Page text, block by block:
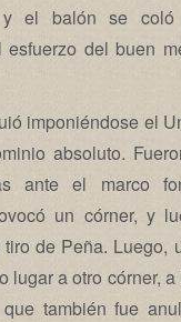
y el balón se
esfuerzo del buen
imponiéndose el
absoluto.
ante el marco
un córner, y
de Peña. Luego,
lugar a otro córner,
también fue